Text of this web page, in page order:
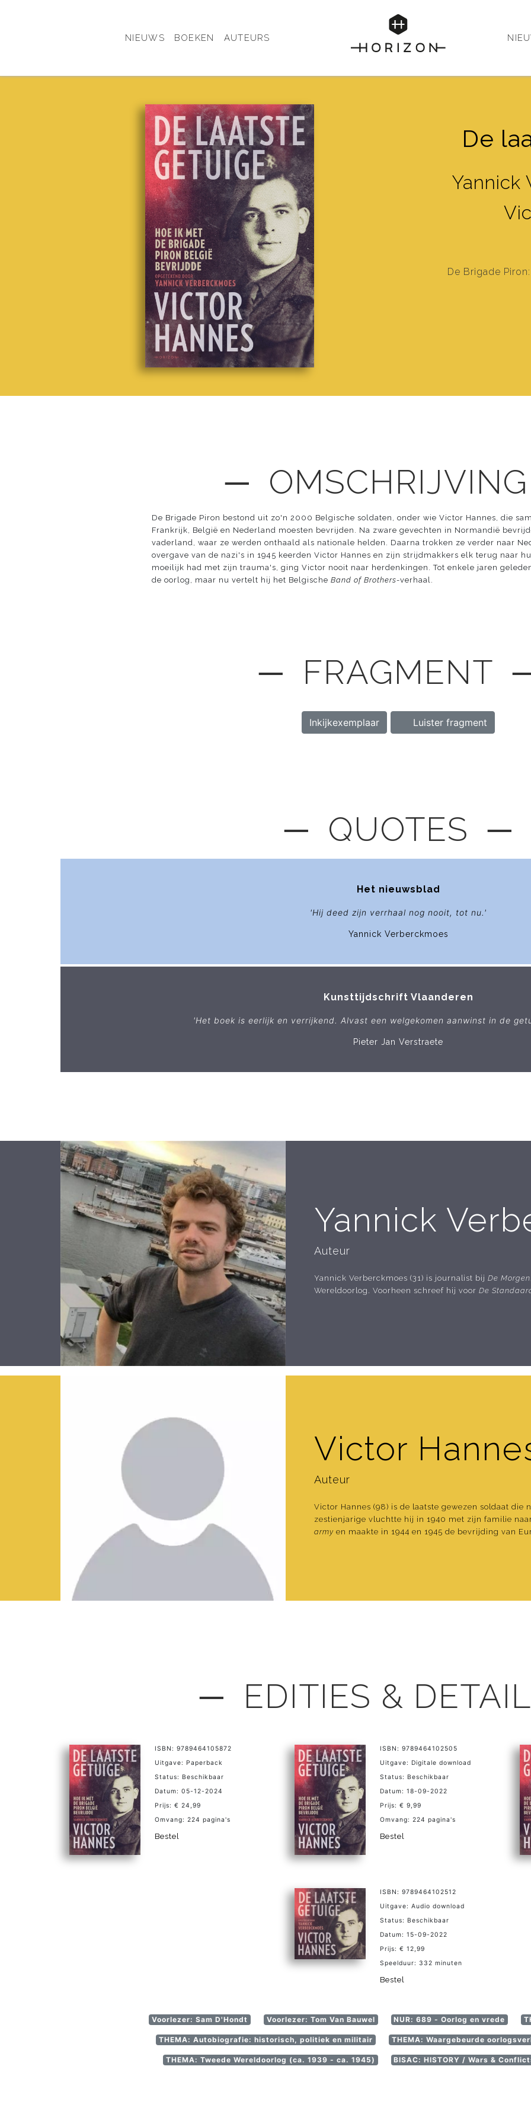
NIEUWS BOEKEN AUTEURS
De
Yannick
De Brigade
─
De Brigade Piron bestond uit zo'n 2000 Belgische soldaten, onder wie Victor Hannes, die
Frankrijk, België en Nederland moesten bevrijden. Na zware gevechten in Normandië
vaderland, waar ze werden onthaald als nationale helden. Daarna trokken ze verder naar
overgave van de nazi's in 1945 keerden Victor Hannes en zijn strijdmakkers elk terug naar
moeilijk had met zijn trauma's, ging Victor nooit naar herdenkingen. Tot enkele jaren
de oorlog, maar nu vertelt hij het Belgische Band of Brothers-verhaal.
─ FRAGMENT
Inkijkexemplaar Luister fragment
─ QUOTES ─
Het nieuwsblad
'Hij deed zijn verrhaal nog nooit, tot nu.'
Yannick Verberckmoes
Kunsttijdschrift Vlaanderen
'Het boek is eerlijk en verrijkend. Alvast een welgekomen aanwinst in de
Pieter Jan Verstraete
Yannick
Auteur
Yannick Verberckmoes (31) is journalist bij De Morgen
Wereldoorlog. Voorheen schreef hij voor De
Victor
Auteur
Victor Hannes (98) is de laatste gewezen soldaat die
zestienjarige vluchtte hij in 1940 met zijn familie
army en maakte in 1944 en 1945 de bevrijding van
─ EDITIES &
ISBN: 9789464105872
Uitgave: Paperback
Status: Beschikbaar
Datum: 05-12-2024
Prijs: € 24,99
Omvang: 224 pagina's
Bestel
ISBN: 9789464102505
Uitgave: Digitale download
Status: Beschikbaar
Datum: 18-09-2022
Prijs: € 9,99
Omvang: 224 pagina's
Bestel
ISBN: 9789464102512
Uitgave: Audio download
Status: Beschikbaar
Datum: 15-09-2022
Prijs: € 12,99
Speelduur: 332 minuten
Bestel
Voorlezer: Sam D'Hondt Voorlezer: Tom Van Bauwel NUR: 689 - Oorlog en vrede
THEMA: Autobiografie: historisch, politiek en militair THEMA: Waargebeurde
THEMA: Tweede Wereldoorlog (ca. 1939 - ca. 1945) BISAC: HISTORY / Wars &